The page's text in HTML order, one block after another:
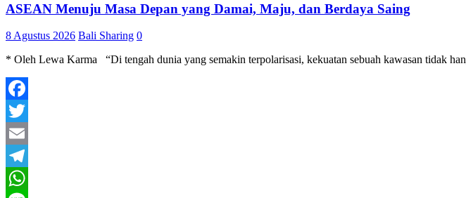
ASEAN Menuju Masa Depan yang Damai, Maju, dan Berdaya Saing
8 Agustus 2026 Bali Sharing 0
* Oleh Lewa Karma “Di tengah dunia yang semakin terpolarisasi, kekuatan sebuah kawasan tidak
Facebook
Twitter
Email
Telegram